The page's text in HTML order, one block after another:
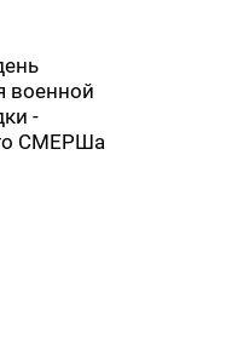
военной
-
СМЕРШа